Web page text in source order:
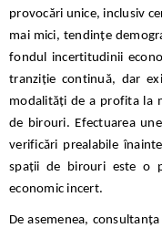
provocări unice, inclusiv
mai mici, tendințe
fondul incertitudinii
tranziție continuă, dar
modalități de a profita la
de birouri. Efectuarea
verificări prealabile
spații de birouri este o
economic incert.
De asemenea,